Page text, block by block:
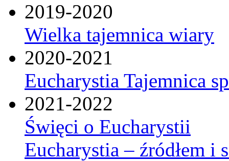
2019-2020
Wielka tajemnica wiary
2020-2021
Eucharystia Tajemnica
2021-2022
Święci o Eucharystii
Eucharystia – źródłem i